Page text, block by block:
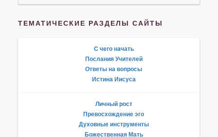
ТЕМАТИЧЕСКИЕ РАЗДЕЛЫ САЙТЫ
С чего начать
Послания Учителей
Ответы на вопросы
Истина Иисуса
Личный рост
Превосхождение эго
Духовные инструменты
Божественная Мать